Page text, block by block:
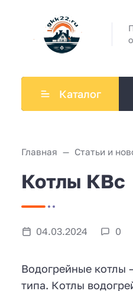
Каталог
Главная Статьи и
Котлы КВс
04.03.2024 0
Водогрейные котлы
типа. Котлы